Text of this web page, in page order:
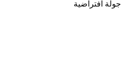
جولة افتراضية